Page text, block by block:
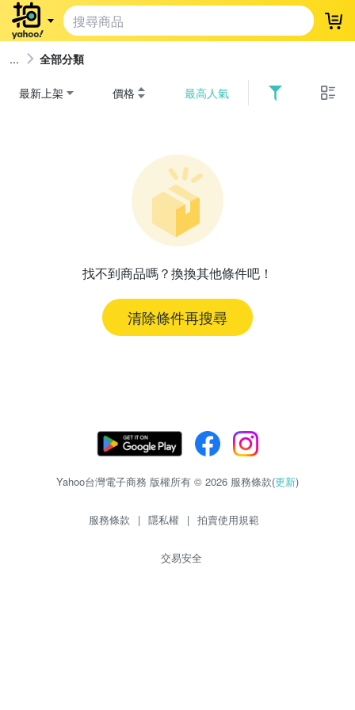
登
全部分類
最新上架 價格 最高人氣
找不到商品嗎？換換其他條件吧！
清除條件再搜尋
Yahoo台灣電子商務 版權所有 © 2026 服務條款(更新)
服務條款 | 隱私權 | 拍賣使用規範
交易安全